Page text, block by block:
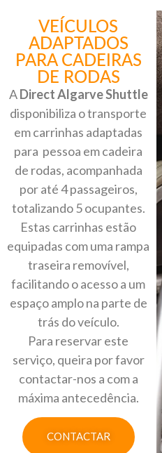
VEÍCULOS
ADAPTADOS
PARA CADEIRAS
DE RODAS
ADirect Algarve Shuttle
disponibiliza o transporte
em carrinhas adaptadas
para pessoa em cadeira
de rodas, acompanhada
por até 4 passageiros,
totalizando 5 ocupantes.
Estas carrinhas estão
equipadas com uma rampa
traseira removível,
facilitando o acesso a um
espaço amplo na parte de
trás do veículo.
Para reservar este
serviço, queira por favor
contactar-nos a com a
máxima antecedência.
CONTACTAR